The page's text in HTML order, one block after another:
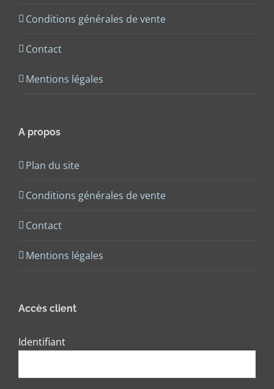
Conditions générales de vente
Contact
Mentions légales
A propos
Plan du site
Conditions générales de vente
Contact
Mentions légales
Accès client
Identifiant